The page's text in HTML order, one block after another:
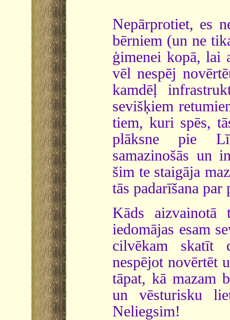
Nepārprotiet, es
bērniem (un ne
ģimenei kopā, lai
vēl nespēj
kamdēļ
sevišķiem
tiem, kuri spēs,
plāksne pie
samazinošās un
šim te staigāja
tās padarīšana par
Kāds aizvainotā
iedomājas esam
cilvēkam skatīt
nespējot novērtēt
tāpat, kā mazam
un vēsturisku
Neliegsim!